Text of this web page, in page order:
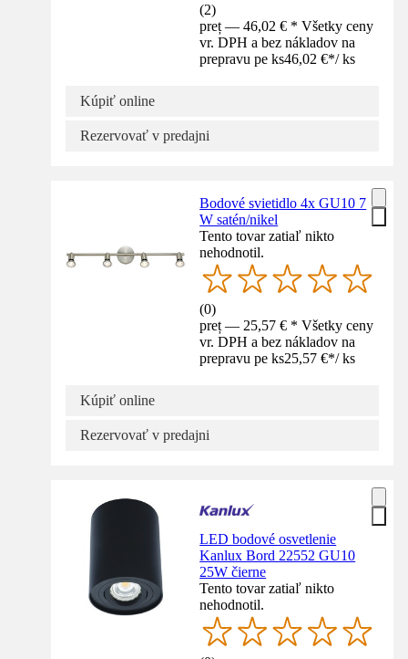
(2)
preț — 46,02 € * Všetky ceny
vr. DPH a bez nákladov na
prepravu pe ks46,02 €*/ ks
Kúpiť online
Rezervovať v predajni
Bodové svietidlo 4x GU10 7
W satén/nikel
Tento tovar zatiaľ nikto
nehodnotil.
(0)
preț — 25,57 € * Všetky ceny
vr. DPH a bez nákladov na
prepravu pe ks25,57 €*/ ks
Kúpiť online
Rezervovať v predajni
LED bodové osvetlenie
Kanlux Bord 22552 GU10
25W čierne
Tento tovar zatiaľ nikto
nehodnotil.